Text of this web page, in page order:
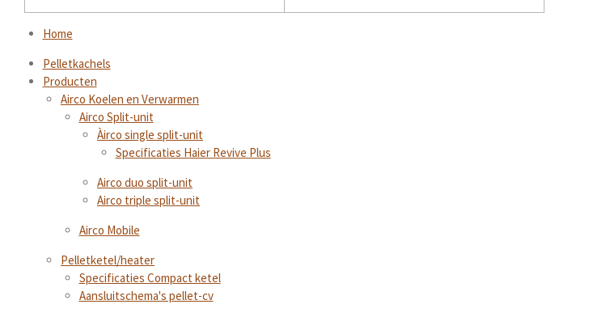
Home
Pelletkachels
Producten
Airco Koelen en Verwarmen
Airco Split-unit
Àirco single split-unit
Specificaties Haier Revive Plus
Airco duo split-unit
Airco triple split-unit
Airco Mobile
Pelletketel/heater
Specificaties Compact ketel
Aansluitschema's pellet-cv